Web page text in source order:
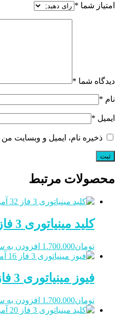
امتیاز شما *
دیدگاه شما *
نام *
ایمیل *
ذخیره نام، ایمیل و وبسایت
محصولات مرتبط
کلید مینیاتوری 3 فاز 32 آمپر LS
تومان1.700.000 افزودن به
فیوز مینیاتوری 3 فاز 16 آمپر LS
تومان1.700.000 افزودن به